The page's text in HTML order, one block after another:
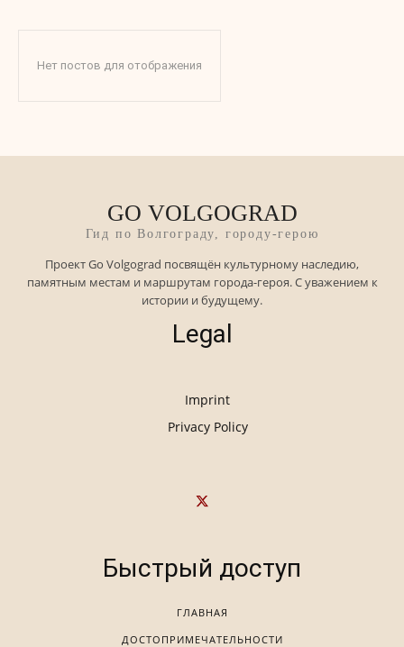
Нет постов для отображения
GO VOLGOGRAD
Гид по Волгограду, городу-герою
Проект Go Volgograd посвящён культурному наследию,
памятным местам и маршрутам города-героя. С уважением к
истории и будущему.
Legal
Imprint
Privacy Policy
Быстрый доступ
ГЛАВНАЯ
ДОСТОПРИМЕЧАТЕЛЬНОСТИ